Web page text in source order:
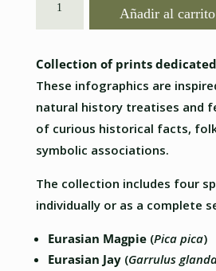
hasta
PRINTS
(ENGLISH)
CANTIDAD
Añadir al carrito
Collection of prints
These infographics are
natural history treatises and
of curious historical facts,
symbolic associations.
The collection includes four
individually or as a complete
Eurasian Magpie(Pica pica)
Eurasian Jay(Garrulus